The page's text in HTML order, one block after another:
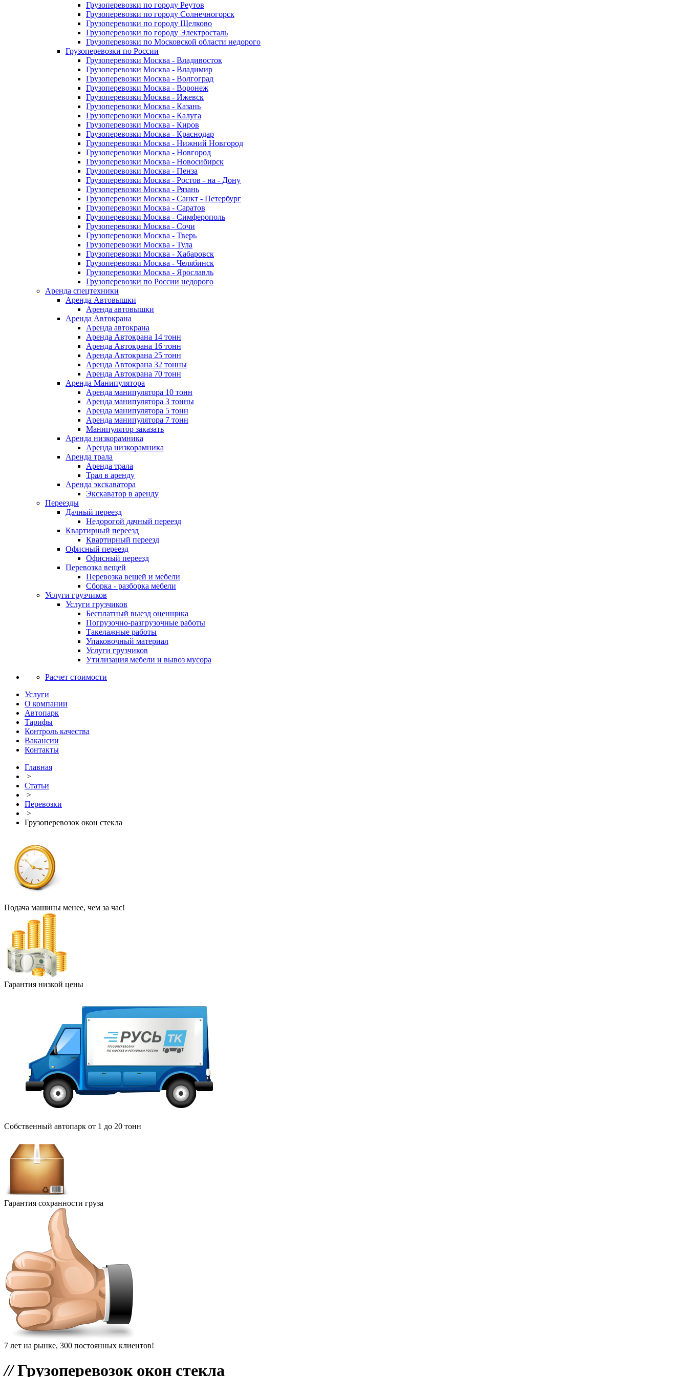
Грузоперевозки по городу Реутов
Грузоперевозки по городу Солнечногорск
Грузоперевозки по городу Щелково
Грузоперевозки по городу Электросталь
Грузоперевозки по Московской области недорого
Грузоперевозки по России
Грузоперевозки Москва - Владивосток
Грузоперевозки Москва - Владимир
Грузоперевозки Москва - Волгоград
Грузоперевозки Москва - Воронеж
Грузоперевозки Москва - Ижевск
Грузоперевозки Москва - Казань
Грузоперевозки Москва - Калуга
Грузоперевозки Москва - Киров
Грузоперевозки Москва - Краснодар
Грузоперевозки Москва - Нижний Новгород
Грузоперевозки Москва - Новгород
Грузоперевозки Москва - Новосибирск
Грузоперевозки Москва - Пенза
Грузоперевозки Москва - Ростов - на - Дону
Грузоперевозки Москва - Рязань
Грузоперевозки Москва - Санкт - Петербург
Грузоперевозки Москва - Саратов
Грузоперевозки Москва - Симферополь
Грузоперевозки Москва - Сочи
Грузоперевозки Москва - Тверь
Грузоперевозки Москва - Тула
Грузоперевозки Москва - Хабаровск
Грузоперевозки Москва - Челябинск
Грузоперевозки Москва - Ярославль
Грузоперевозки по России недорого
Аренда спецтехники
Аренда Автовышки
Аренда автовышки
Аренда Автокрана
Аренда автокрана
Аренда Автокрана 14 тонн
Аренда Автокрана 16 тонн
Аренда Автокрана 25 тонн
Аренда Автокрана 32 тонны
Аренда Автокрана 70 тонн
Аренда Манипулятора
Аренда манипулятора 10 тонн
Аренда манипулятора 3 тонны
Аренда манипулятора 5 тонн
Аренда манипулятора 7 тонн
Манипулятор заказать
Аренда низкорамника
Аренда низкорамника
Аренда трала
Аренда трала
Трал в аренду
Аренда экскаватора
Экскаватор в аренду
Переезды
Дачный переезд
Недорогой дачный переезд
Квартирный переезд
Квартирный переезд
Офисный переезд
Офисный переезд
Перевозка вещей
Перевозка вещей и мебели
Сборка - разборка мебели
Услуги грузчиков
Услуги грузчиков
Бесплатный выезд оценщика
Погрузочно-разгрузочные работы
Такелажные работы
Упаковочный материал
Услуги грузчиков
Утилизация мебели и вывоз мусора
Расчет стоимости
Услуги
О компании
Автопарк
Тарифы
Контроль качества
Вакансии
Контакты
Главная
>
Статьи
>
Перевозки
>
Грузоперевозок окон стекла
Подача машины менее, чем за час!
Гарантия низкой цены
Собственный автопарк от 1 до 20 тонн
Гарантия сохранности груза
7 лет на рынке, 300 постоянных клиентов!
//Грузоперевозок окон стекла